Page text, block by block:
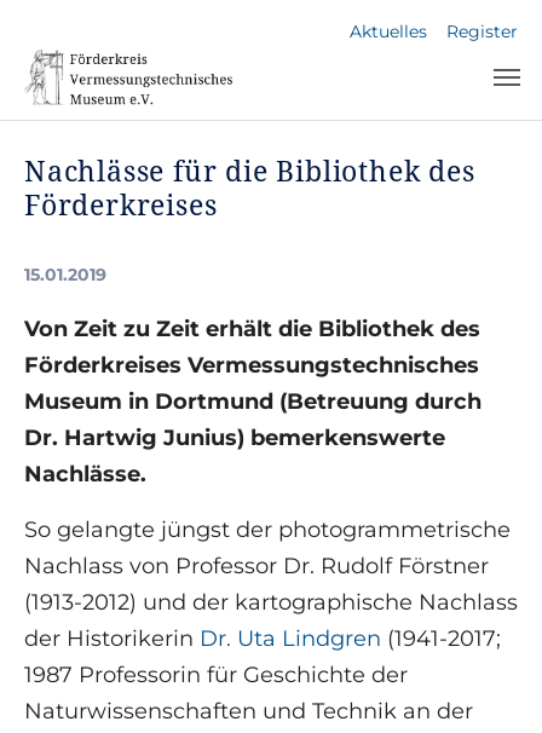
Aktuelles Register
Nachlässe für die Bibliothek des
Förderkreises
15.01.2019
Von Zeit zu Zeit erhält die Bibliothek des
Förderkreises Vermessungstechnisches
Museum in Dortmund (Betreuung durch
Dr. Hartwig Junius) bemerkenswerte
Nachlässe.
So gelangte jüngst der photogrammetrische
Nachlass von Professor Dr. Rudolf Förstner
(1913-2012) und der kartographische Nachlass
der Historikerin Dr. Uta Lindgren (1941-2017;
1987 Professorin für Geschichte der
Naturwissenschaften und Technik an der